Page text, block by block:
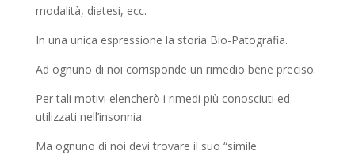
modalità, diatesi, ecc.
In una unica espressione la storia Bio-Patografia.
Ad ognuno di noi corrisponde un rimedio bene preciso.
Per tali motivi elencherò i rimedi più conosciuti ed
utilizzati nell’insonnia.
Ma ognuno di noi devi trovare il suo “simile